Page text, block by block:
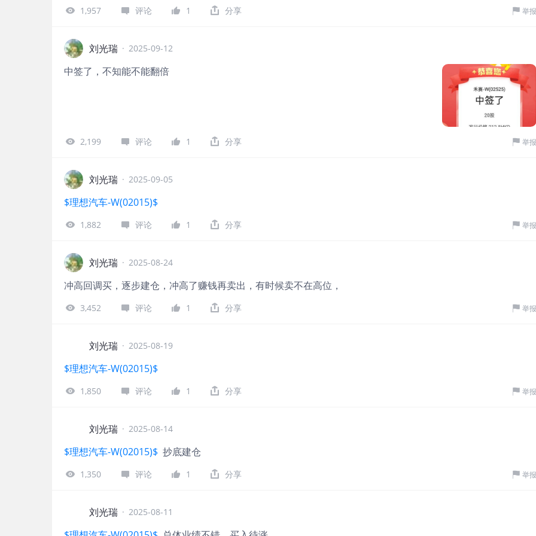
1,957 评论 1 分享 举报
刘光瑞 · 2025-09-12
中签了，不知能不能翻倍
2,199 评论 1 分享 举报
刘光瑞 · 2025-09-05
$理想汽车-W(02015)$
1,882 评论 1 分享 举报
刘光瑞 · 2025-08-24
冲高回调买，逐步建仓，冲高了赚钱再卖出，有时候卖不在高位，
3,452 评论 1 分享 举报
刘光瑞 · 2025-08-19
$理想汽车-W(02015)$
1,850 评论 1 分享 举报
刘光瑞 · 2025-08-14
$理想汽车-W(02015)$ 抄底建仓
1,350 评论 1 分享 举报
刘光瑞 · 2025-08-11